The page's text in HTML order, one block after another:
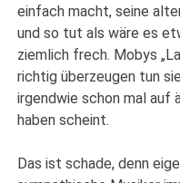
einfach macht, seine
und so tut als wäre es
ziemlich frech. Mobys
richtig überzeugen tun
irgendwie schon mal auf
haben scheint.
Das ist schade, denn